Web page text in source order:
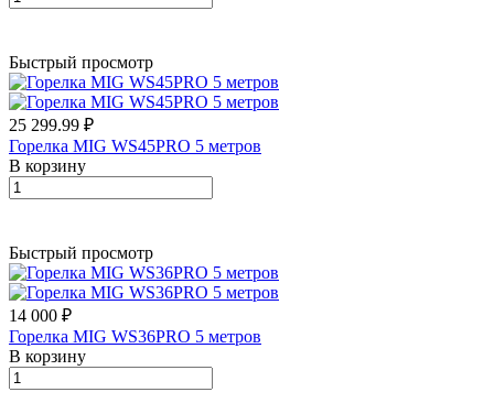
Быстрый просмотр
25 299.99 ₽
Горелка MIG WS45PRO 5 метров
В корзину
Быстрый просмотр
14 000 ₽
Горелка MIG WS36PRO 5 метров
В корзину